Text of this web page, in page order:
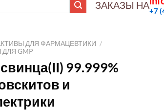
ЗАКАЗЫ НА+7
ДЛЯ ФАРМАЦЕВТИКИ /
GMP
99.999%
и